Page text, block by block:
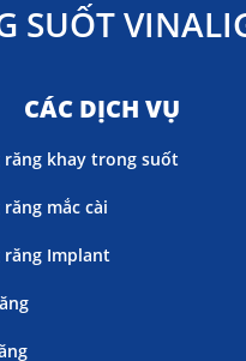
SUỐT
CÁC DỊCH VỤ
răng khay trong suốt
răng mắc cài
răng Implant